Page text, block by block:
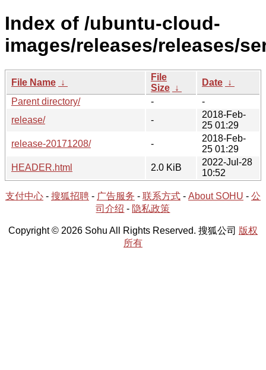
Index of /ubuntu-cloud-
images/releases/releases/
File Name ↓
File
Size ↓
Date ↓
Parent directory/
-
-
release/
-
2018-Feb-
25 01:29
release-20171208/
-
2018-Feb-
25 01:29
HEADER.html
2.0 KiB
2022-Jul-28
10:52
支付中心 - 搜狐招聘 - 广告服务 - 联系方式 - About SOHU - 公
司介绍 - 隐私政策
Copyright © 2026 Sohu All Rights Reserved. 搜狐公司 版权
所有